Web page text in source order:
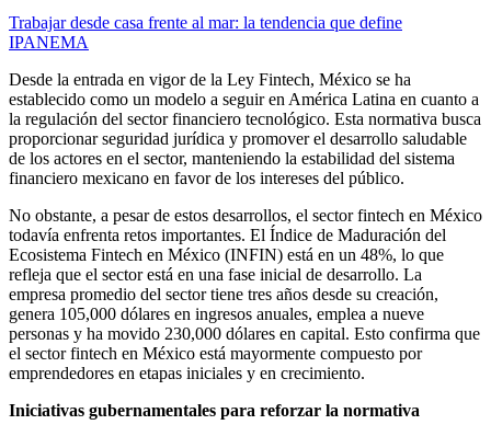
Trabajar desde casa frente al mar: la tendencia que define
IPANEMA
Desde la entrada en vigor de la Ley Fintech, México se ha
establecido como un modelo a seguir en América Latina en cuanto a
la regulación del sector financiero tecnológico. Esta normativa busca
proporcionar seguridad jurídica y promover el desarrollo saludable
de los actores en el sector, manteniendo la estabilidad del sistema
financiero mexicano en favor de los intereses del público.
No obstante, a pesar de estos desarrollos, el sector fintech en México
todavía enfrenta retos importantes. El Índice de Maduración del
Ecosistema Fintech en México (INFIN) está en un 48%, lo que
refleja que el sector está en una fase inicial de desarrollo. La
empresa promedio del sector tiene tres años desde su creación,
genera 105,000 dólares en ingresos anuales, emplea a nueve
personas y ha movido 230,000 dólares en capital. Esto confirma que
el sector fintech en México está mayormente compuesto por
emprendedores en etapas iniciales y en crecimiento.
Iniciativas gubernamentales para reforzar la normativa